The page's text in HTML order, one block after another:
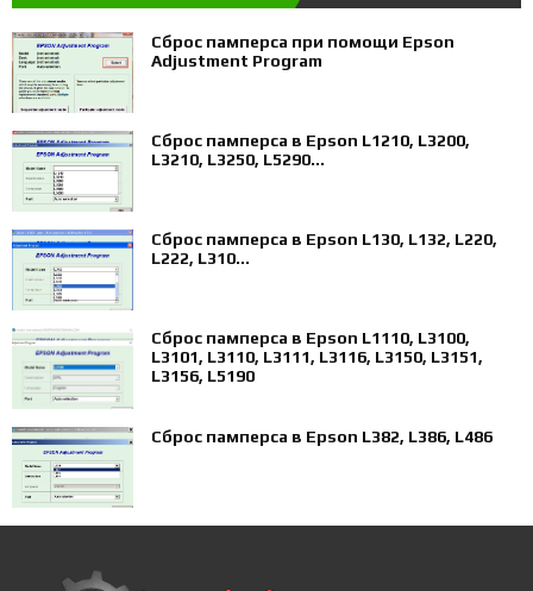
Сброс памперса при помощи Epson
Adjustment Program
Сброс памперса в Epson L1210, L3200,
L3210, L3250, L5290...
Сброс памперса в Epson L130, L132, L220,
L222, L310...
Сброс памперса в Epson L1110, L3100,
L3101, L3110, L3111, L3116, L3150, L3151,
L3156, L5190
Сброс памперса в Epson L382, L386, L486